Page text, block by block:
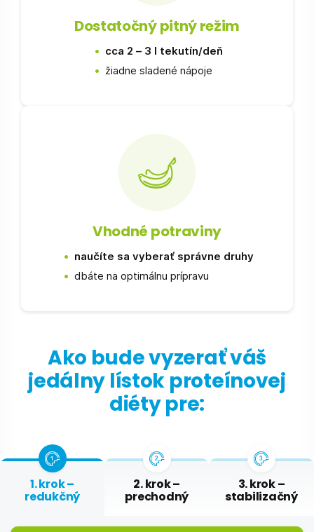
Dostatočný pitný režim
cca 2 – 3 l tekutín/deň
žiadne sladené nápoje
Vhodné potraviny
naučíte sa vyberať správne druhy
dbáte na optimálnu prípravu
Ako bude vyzerať váš
jedálny lístok proteínovej
diéty pre:
1. krok –
redukčný
2. krok –
prechodný
3. krok –
stabilizačný